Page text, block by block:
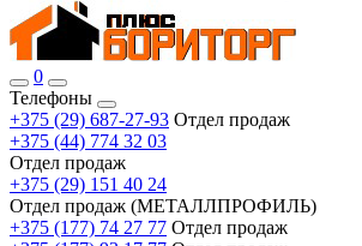
0
Телефоны
+375 (29) 687-27-93 Отдел продаж
+375 (44) 774 32 03
Отдел продаж
+375 (29) 151 40 24
Отдел продаж (МЕТАЛЛПРОФИЛЬ)
+375 (177) 74 27 77 Отдел продаж